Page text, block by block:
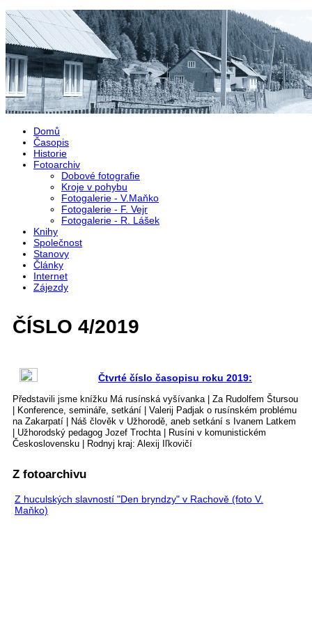
Přejít k hlavnímu obsahu
Domů
Časopis
Historie
Fotoarchiv
Dobové fotografie
Kroje v pohybu
Fotogalerie - V.Maňko
Fotogalerie - F. Vejr
Fotogalerie - R. Lášek
Knihy
Společnost
Stanovy
Články
Internet
Zájezdy
ČÍSLO 4/2019
Čtvrté číslo časopisu roku 2019:
Představili jsme knížku Má rusínská vyšívanka | Za Rudolfem Štursou
| Konference, semináře, setkání | Valerij Padjak o rusínském problému
na Zakarpatí | Náš člověk v Užhorodě, aneb setkání s Ivanem Latkem
| Užhorodský pedagog Jozef Trochta | Rusíni v komunistickém
Československu | Rodnyj kraj: Alexij Iľkovičí
Z fotoarchivu
Z huculských slavností "Den bryndzy" v Rachově (foto V.
Maňko)